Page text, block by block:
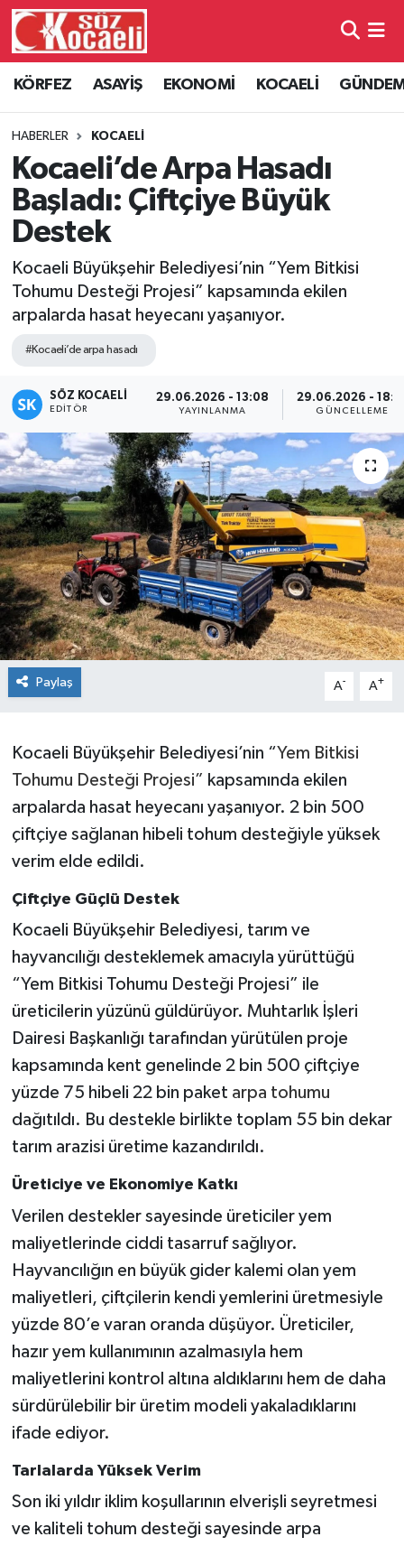
KÖRFEZ ASAYİŞ EKONOMİ KOCAELİ
HABERLER KOCAELİ
Kocaeli’de Arpa Hasadı
Başladı: Çiftçiye Büyük
Destek
Kocaeli Büyükşehir Belediyesi’nin “Yem Bitkisi
Tohumu Desteği Projesi” kapsamında ekilen
arpalarda hasat heyecanı yaşanıyor.
#Kocaeli’de arpa hasadı
SÖZ KOCAELI
EDITÖR
29.06.2026 - 13:08
YAYINLANMA
29.06.2026 -
GÜNCELLEME
Paylaş A- A+
Kocaeli Büyükşehir Belediyesi’nin “Yem Bitkisi
Tohumu Desteği Projesi” kapsamında ekilen
arpalarda hasat heyecanı yaşanıyor. 2 bin 500
çiftçiye sağlanan hibeli tohum desteğiyle yüksek
verim elde edildi.
Çiftçiye Güçlü Destek
Kocaeli Büyükşehir Belediyesi, tarım ve
hayvancılığı desteklemek amacıyla yürüttüğü
“Yem Bitkisi Tohumu Desteği Projesi” ile
üreticilerin yüzünü güldürüyor. Muhtarlık İşleri
Dairesi Başkanlığı tarafından yürütülen proje
kapsamında kent genelinde 2 bin 500 çiftçiye
yüzde 75 hibeli 22 bin paket arpa tohumu
dağıtıldı. Bu destekle birlikte toplam 55 bin dekar
tarım arazisi üretime kazandırıldı.
Üreticiye ve Ekonomiye Katkı
Verilen destekler sayesinde üreticiler yem
maliyetlerinde ciddi tasarruf sağlıyor.
Hayvancılığın en büyük gider kalemi olan yem
maliyetleri, çiftçilerin kendi yemlerini üretmesiyle
yüzde 80’e varan oranda düşüyor. Üreticiler,
hazır yem kullanımının azalmasıyla hem
maliyetlerini kontrol altına aldıklarını hem de daha
sürdürülebilir bir üretim modeli yakaladıklarını
ifade ediyor.
Tarlalarda Yüksek Verim
Son iki yıldır iklim koşullarının elverişli seyretmesi
ve kaliteli tohum desteği sayesinde arpa
Kocaeli Hava Durumu
Kocaeli Namaz Vakitleri
Kocaeli Trafik Yoğunluk Haritası
Tüm Manşetler
Son Dakika Haberleri
Haber Arşivi